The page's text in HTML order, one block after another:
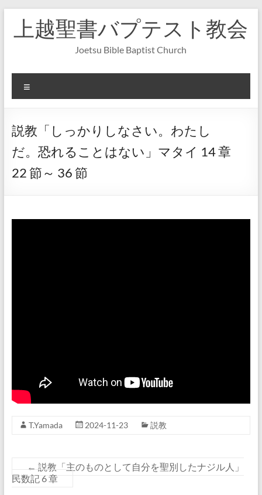
へ
上越聖書バプテスト教会
Joetsu Bible Baptist Church
ニ
ー
説教「しっかりしなさい。わたし
だ。恐れることはない」マタイ 14 章
22 節～ 36 節
T.Yamada 2024-11-23 説教
← 説教「主のものとして自分を聖別したナジル人」
民数記 6 章